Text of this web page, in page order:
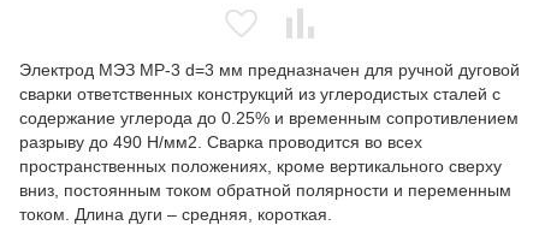
Электрод МЭЗ МР-3 d=3 мм предназначен для ручной дуговой
сварки ответственных конструкций из углеродистых сталей с
содержание углерода до 0.25% и временным сопротивлением
разрыву до 490 Н/мм2. Сварка проводится во всех
пространственных положениях, кроме вертикального сверху
вниз, постоянным током обратной полярности и переменным
током. Длина дуги – средняя, короткая.